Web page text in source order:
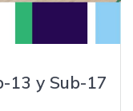
13 y Sub-17